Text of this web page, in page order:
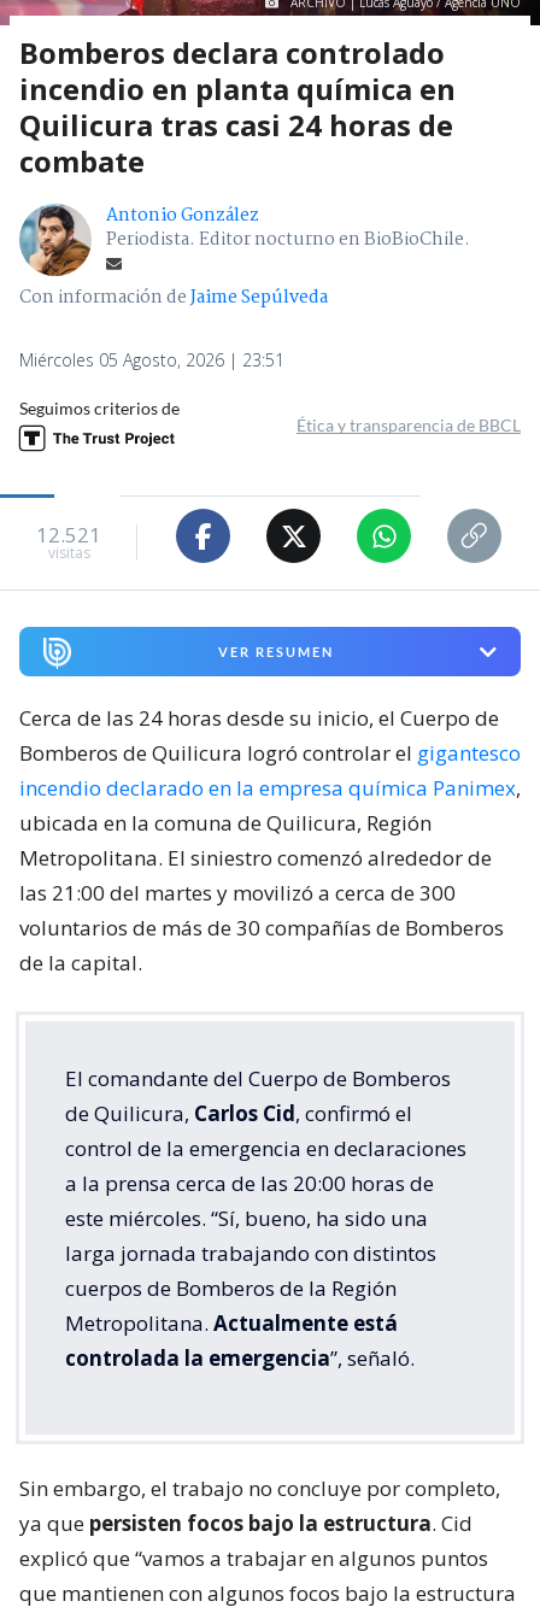
Bomberos declara controlado
incendio en planta química en
Quilicura tras casi 24 horas de
combate
Antonio González
Periodista. Editor nocturno en BioBioChile.
Con información deJaime Sepúlveda
Miércoles 05 Agosto, 2026 | 23:51
Seguimos criterios de
Ética y transparencia de BBCL
12.521
visitas
VER RESUMEN
Cerca de las 24 horas desde su inicio, el Cuerpo de
Bomberos de Quilicura logró controlar el gigantesco
incendio declarado en la empresa química Panimex,
ubicada en la comuna de Quilicura, Región
Metropolitana. El siniestro comenzó alrededor de
las 21:00 del martes y movilizó a cerca de 300
voluntarios de más de 30 compañías de Bomberos
de la capital.
El comandante del Cuerpo de Bomberos
de Quilicura, Carlos Cid, confirmó el
control de la emergencia en declaraciones
a la prensa cerca de las 20:00 horas de
este miércoles. “Sí, bueno, ha sido una
larga jornada trabajando con distintos
cuerpos de Bomberos de la Región
Metropolitana. Actualmente está
controlada la emergencia”, señaló.
Sin embargo, el trabajo no concluye por completo,
ya que persisten focos bajo la estructura. Cid
explicó que “vamos a trabajar en algunos puntos
que mantienen con algunos focos bajo la estructura